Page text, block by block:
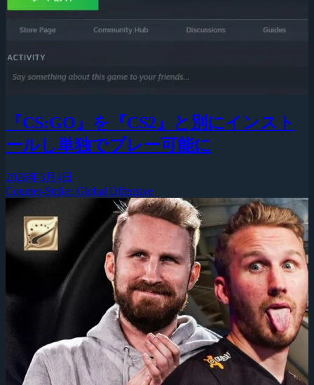
『CS:GO』を『CS2』と別にインスト
ールし単独でプレー可能に
2026年3月4日
Counter-Strike: Global Offensive